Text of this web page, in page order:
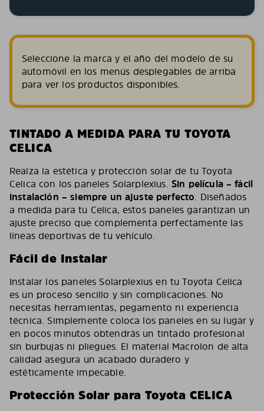
Seleccione la marca y el año del modelo de su
automóvil en los menús desplegables de arriba
para ver los productos disponibles.
TINTADO A MEDIDA PARA TU TOYOTA
CELICA
Realza la estética y protección solar de tu Toyota
Celica con los paneles Solarplexius. Sin película – fácil
instalación – siempre un ajuste perfecto. Diseñados
a medida para tu Celica, estos paneles garantizan un
ajuste preciso que complementa perfectamente las
líneas deportivas de tu vehículo.
Fácil de Instalar
Instalar los paneles Solarplexius en tu Toyota Celica
es un proceso sencillo y sin complicaciones. No
necesitas herramientas, pegamento ni experiencia
técnica. Simplemente coloca los paneles en su lugar y
en pocos minutos obtendrás un tintado profesional
sin burbujas ni pliegues. El material Macrolon de alta
calidad asegura un acabado duradero y
estéticamente impecable.
Protección Solar para Toyota CELICA